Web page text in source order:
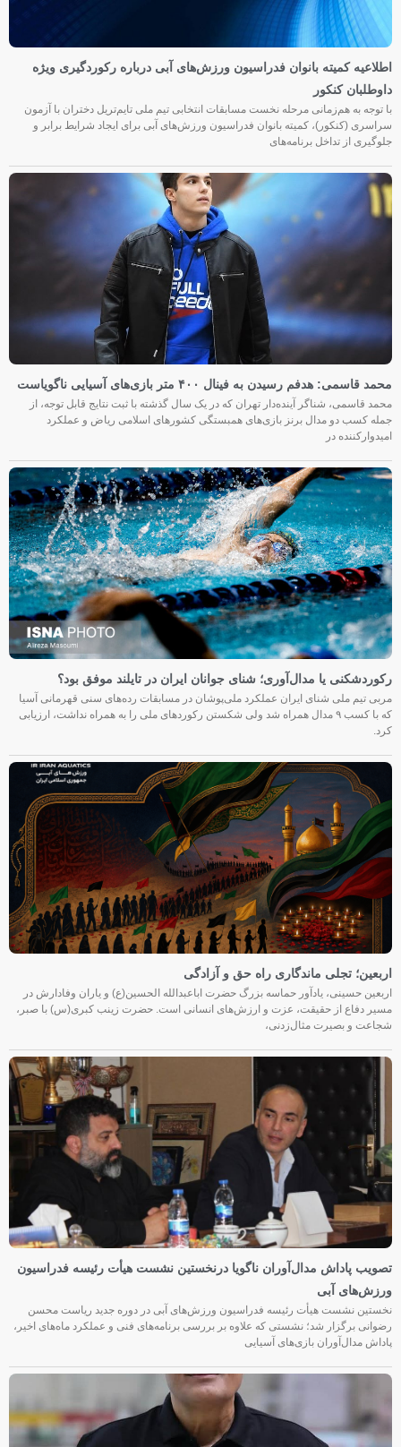
اطلاعیه کمیته بانوان فدراسیون ورزش‌های آبی درباره رکوردگیری ویژه
داوطلبان کنکور
با توجه به هم‌زمانی مرحله نخست مسابقات انتخابی تیم ملی تایم‌تریل دختران با آزمون
سراسری (کنکور)، کمیته بانوان فدراسیون ورزش‌های آبی برای ایجاد شرایط برابر و
جلوگیری از تداخل برنامه‌های
محمد قاسمی: هدفم رسیدن به فینال ۴۰۰ متر بازی‌های آسیایی ناگویاست
محمد قاسمی، شناگر آینده‌دار تهران که در یک سال گذشته با ثبت نتایج قابل توجه، از
جمله کسب دو مدال برنز بازی‌های همبستگی کشورهای اسلامی ریاض و عملکرد
امیدوارکننده در
رکوردشکنی یا مدال‌آوری؛ شنای جوانان ایران در تایلند موفق بود؟
مربی تیم ملی شنای ایران عملکرد ملی‌پوشان در مسابقات رده‌های سنی قهرمانی آسیا
که با کسب ۹ مدال همراه شد ولی شکستن رکوردهای ملی را به همراه نداشت، ارزیابی
کرد.
اربعین؛ تجلی ماندگاری راه حق و آزادگی
اربعین حسینی، یادآور حماسه بزرگ حضرت اباعبدالله الحسین(ع) و یاران وفادارش در
مسیر دفاع از حقیقت، عزت و ارزش‌های انسانی است. حضرت زینب کبری(س) با صبر،
شجاعت و بصیرت مثال‌زدنی،
تصویب پاداش مدال‌آوران ناگویا درنخستین نشست هیأت رئیسه فدراسیون
ورزش‌های آبی
نخستین نشست هیأت رئیسه فدراسیون ورزش‌های آبی در دوره جدید ریاست محسن
رضوانی برگزار شد؛ نشستی که علاوه بر بررسی برنامه‌های فنی و عملکرد ماه‌های اخیر،
پاداش مدال‌آوران بازی‌های آسیایی